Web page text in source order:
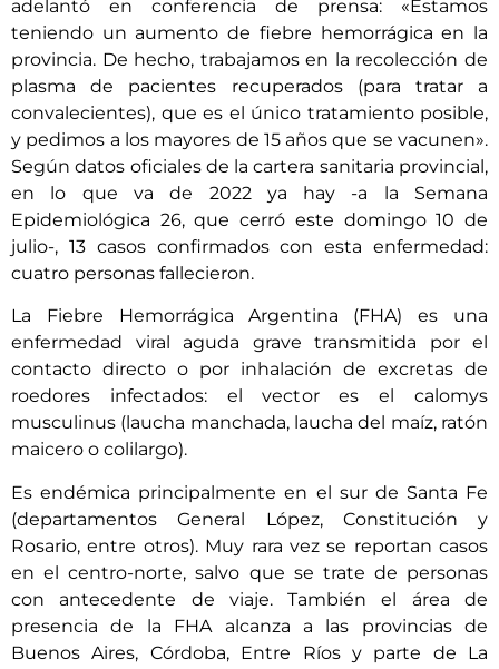
adelantó en conferencia de prensa: «Estamos
teniendo un aumento de fiebre hemorrágica en la
provincia. De hecho, trabajamos en la recolección de
plasma de pacientes recuperados (para tratar a
convalecientes), que es el único tratamiento posible,
y pedimos a los mayores de 15 años que se vacunen».
Según datos oficiales de la cartera sanitaria provincial,
en lo que va de 2022 ya hay -a la Semana
Epidemiológica 26, que cerró este domingo 10 de
julio-, 13 casos confirmados con esta enfermedad:
cuatro personas fallecieron.
La Fiebre Hemorrágica Argentina (FHA) es una
enfermedad viral aguda grave transmitida por el
contacto directo o por inhalación de excretas de
roedores infectados: el vector es el calomys
musculinus (laucha manchada, laucha del maíz, ratón
maicero o colilargo).
Es endémica principalmente en el sur de Santa Fe
(departamentos General López, Constitución y
Rosario, entre otros). Muy rara vez se reportan casos
en el centro-norte, salvo que se trate de personas
con antecedente de viaje. También el área de
presencia de la FHA alcanza a las provincias de
Buenos Aires, Córdoba, Entre Ríos y parte de La